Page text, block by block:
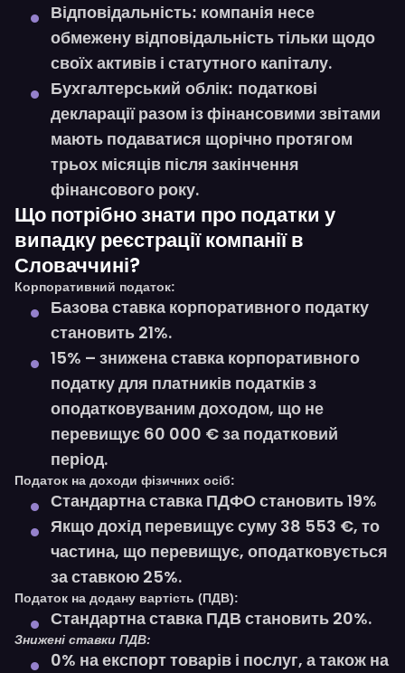
Відповідальність: компанія несе
обмежену відповідальність тільки щодо
своїх активів і статутного капіталу.
Бухгалтерський облік: податкові
декларації разом із фінансовими звітами
мають подаватися щорічно протягом
трьох місяців після закінчення
фінансового року.
Що потрібно знати про податки у
випадку реєстрації компанії в
Словаччині?
Корпоративний податок:
Базова ставка корпоративного податку
становить 21%.
15% – знижена ставка корпоративного
податку для платників податків з
оподатковуваним доходом, що не
перевищує 60 000 € за податковий
період.
Податок на доходи фізичних осіб:
Стандартна ставка ПДФО становить 19%
Якщо дохід перевищує суму 38 553 €, то
частина, що перевищує, оподатковується
за ставкою 25%.
Податок на додану вартість (ПДВ):
Стандартна ставка ПДВ становить 20%.
Знижені ставки ПДВ:
0% на експорт товарів і послуг, а також на